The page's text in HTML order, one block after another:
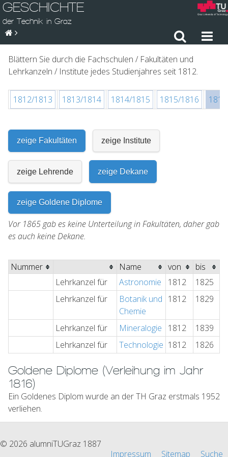
GESCHICHTE
der Technik in Graz
Blättern Sie durch die Fachschulen / Fakultäten und
Lehrkanzeln / Institute jedes Studienjahres seit 1812.
1812/1813 1813/1814 1814/1815 1815/1816
zeige Fakultäten zeige Institute
zeige Lehrende zeige Dekane
zeige Goldene Diplome
Vor 1865 gab es keine Unterteilung in Fakultäten, daher gab
es auch keine Dekane.
Nummer Name von
bis
Lehrkanzel für
Astronomie 1812
1825
Lehrkanzel für
Botanik und
Chemie
1812 1829
Lehrkanzel für Mineralogie 1812
1839
Lehrkanzel für
Technologie 1812 1826
Goldene Diplome (Verleihung im Jahr
1816)
Ein Goldenes Diplom wurde an der TH Graz erstmals 1952
verliehen.
© 2026 alumniTUGraz 1887
Impressum
Sitemap Suche